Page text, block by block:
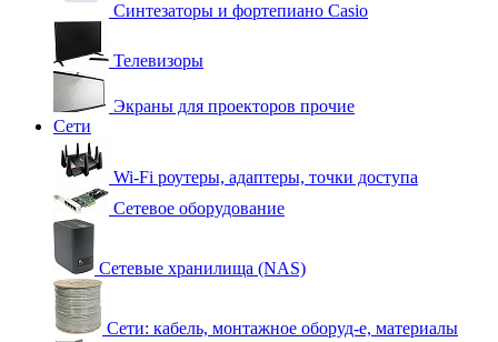
Синтезаторы и фортепиано Casio
Телевизоры
Экраны для проекторов прочие
Сети
Wi-Fi роутеры, адаптеры, точки доступа
Сетевое оборудование
Сетевые хранилища (NAS)
Сети: кабель, монтажное оборуд-е, материалы